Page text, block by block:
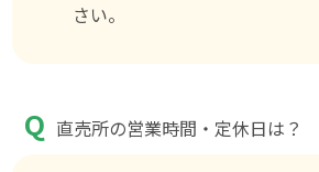
さい。
直売所の営業時間・定休日は？